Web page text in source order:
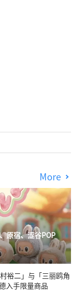
More
原宿、涩谷POP
裕二」与「三丽鸥角
入手限量商品